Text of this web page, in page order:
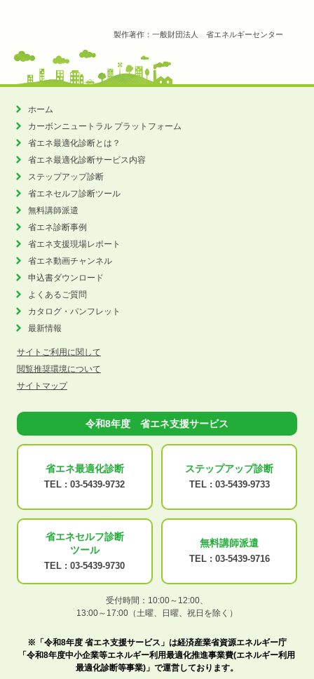
製作著作：一般財団法人 省エネルギーセンター
ホーム
カーボンニュートラル プラットフォーム
省エネ最適化診断とは？
省エネ最適化診断サービス内容
ステップアップ診断
省エネセルフ診断ツール
無料講師派遣
省エネ診断事例
省エネ支援現場レポート
省エネ動画チャンネル
申込書ダウンロード
よくあるご質問
カタログ・パンフレット
最新情報
サイトご利用に関して
閲覧推奨環境について
サイトマップ
令和8年度 省エネ支援サービス
省エネ最適化診断
TEL : 03-5439-9732
ステップアップ診断
TEL : 03-5439-9733
省エネセルフ診断
ツール
TEL : 03-5439-9730
無料講師派遣
TEL : 03-5439-9716
受付時間：10:00～12:00、
13:00～17:00（土曜、日曜、祝日を除く）
※「令和8年度 省エネ支援サービス」は経済産業省資源エネルギー庁
「令和8年度中小企業等エネルギー利用最適化推進事業費(エネルギー利用
最適化診断等事業)」で運営しております。